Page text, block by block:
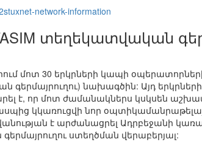
network-information
տեղեկատվական
մոտ 30 երկրների կապի
նախագծին: Այդ
է, որ մոտ ժամանակներս կսկսեն
կկառուցվի նոր
է արժանացրել Ադրբեջանի
ստեղծման վերաբերյալ: